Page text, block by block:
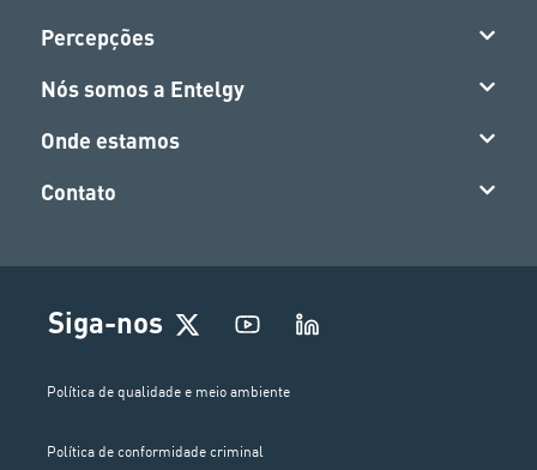
Percepções
Nós somos a Entelgy
Onde estamos
Contato
Siga-nos
Política de qualidade e meio ambiente
Política de conformidade criminal